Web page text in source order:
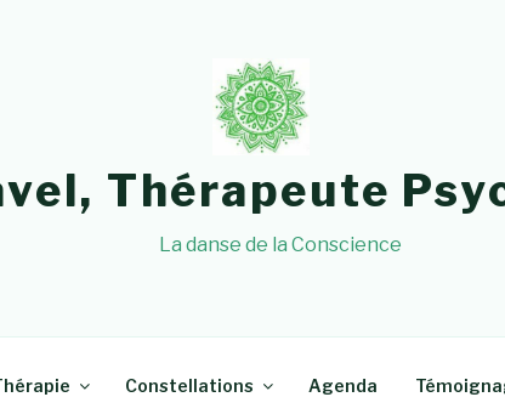
Thérapeute
La danse de la Conscience
Constellations Agenda